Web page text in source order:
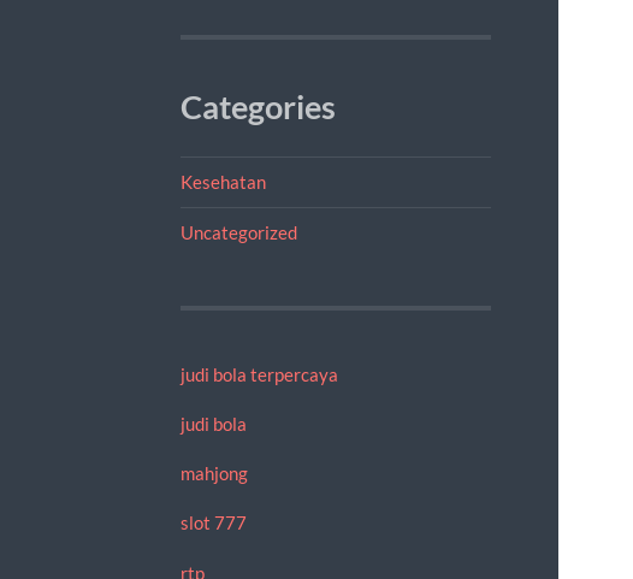
Categories
Kesehatan
Uncategorized
judi bola terpercaya
judi bola
mahjong
slot 777
rtp